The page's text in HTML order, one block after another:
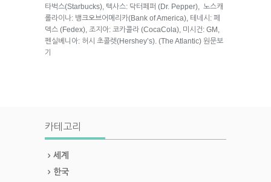
타벅스(Starbucks), 텍사스: 닥터페퍼 (Dr. Pepper), 노스캐
롤라이나: 뱅크오브어메리카(Bank of America), 테네시: 페
덱스 (Fedex), 조지아: 코카콜라 (CocaCola), 미시건: GM,
펜실베니아: 허시 초콜렛(Hershey’s). (The Atlantic) 원문보
기
카테고리
세계
한국